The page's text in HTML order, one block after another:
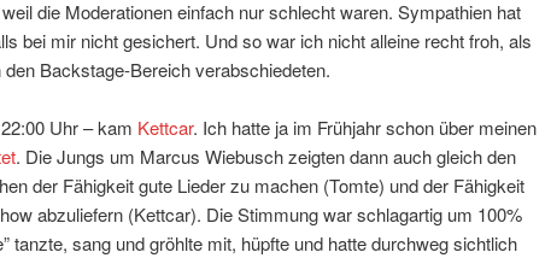
die Moderationen einfach nur schlecht waren. Sympathien hat
bei mir nicht gesichert. Und so war ich nicht alleine recht froh, als
Backstage-Bereich verabschiedeten.
Uhr – kam Kettcar. Ich hatte ja im Frühjahr schon über meinen
. Die Jungs um Marcus Wiebusch zeigten dann auch gleich den
der Fähigkeit gute Lieder zu machen (Tomte) und der Fähigkeit
abzuliefern (Kettcar). Die Stimmung war schlagartig um 100%
tanzte, sang und gröhlte mit, hüpfte und hatte durchweg sichtlich